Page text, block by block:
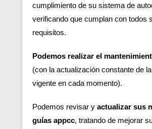
cumplimiento de su sistema de
verificando que cumplan con todos
requisitos.
Podemos realizar el
(con la actualización constante de
vigente en cada momento).
Podemos revisar y actualizar sus
guías appcc, tratando de mejorar